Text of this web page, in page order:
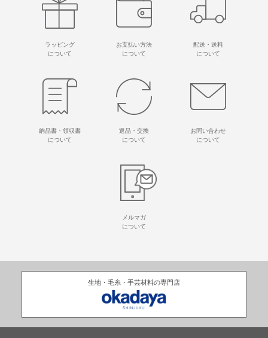
ラッピング
について
お支払い方法
について
配送・送料
について
納品書・領収書
について
返品・交換
について
お問い合わせ
について
メルマガ
について
生地・毛糸・手芸材料の専門店